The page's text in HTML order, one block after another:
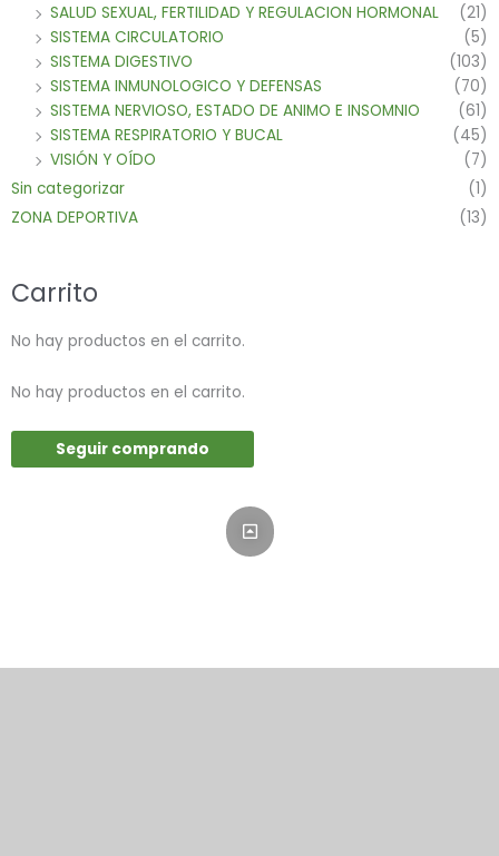
SALUD SEXUAL, FERTILIDAD Y REGULACION HORMONAL
(21)
SISTEMA CIRCULATORIO
(5)
SISTEMA DIGESTIVO
(103)
SISTEMA INMUNOLOGICO Y DEFENSAS
(70)
SISTEMA NERVIOSO, ESTADO DE ANIMO E INSOMNIO
(61)
SISTEMA RESPIRATORIO Y BUCAL
(45)
VISIÓN Y OÍDO
(7)
Sin categorizar
(1)
ZONA DEPORTIVA
(13)
Carrito
No hay productos en el carrito.
No hay productos en el carrito.
Seguir comprando